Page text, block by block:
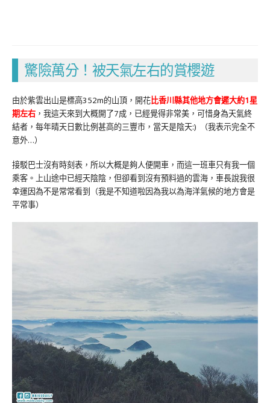
驚險萬分！被天氣左右的賞櫻遊
由於紫雲出山是標高352m的山頂，開花比香川縣其他地方會遲大約1星
期左右 ，我這天來到大概開了7成，已經覺得非常美，可惜身為天氣終
結者，每年晴天日數比例甚高的三豐市，當天是陰天:) （我表示完全不
意外…）
接駁巴士沒有時刻表，所以大概是夠人便開車，而這一班車只有我一個
乘客。上山途中已經天陰陰，但卻看到沒有預料過的雲海，車長說我很
幸運因為不是常常看到（我是不知道啦因為我以為海洋氣候的地方會是
平常事）